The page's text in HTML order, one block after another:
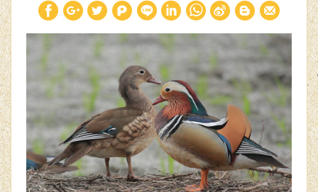
W
h
a
t
s
A
p
p
S
i
n
a
W
i
b
o